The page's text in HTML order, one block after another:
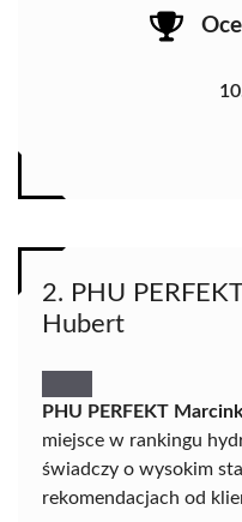
2. PHU
Hubert
PHU PERFEKT
miejsce w rankingu
świadczy o wysokim
rekomendacjach od